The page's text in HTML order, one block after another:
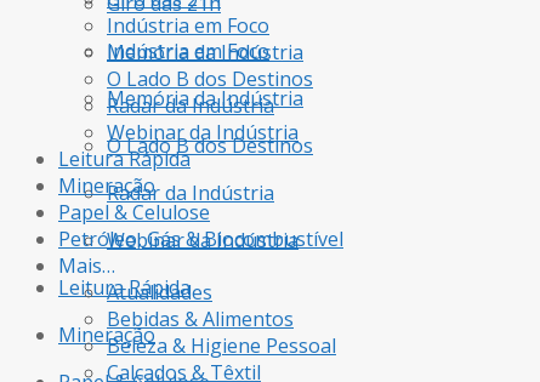
Indústria em Foco
Memória da Indústria
O Lado B dos Destinos
Radar da Indústria
Webinar da Indústria
Leitura Rápida
Mineração
Indústria em Foco
Memória da Indústria
O Lado B dos Destinos
Radar da Indústria
Webinar da Indústria
Leitura Rápida
Mineração
Papel & Celulose
Petróleo, Gás & Biocombustível
Mais…
Atualidades
Bebidas & Alimentos
Beleza & Higiene Pessoal
Calçados & Têxtil